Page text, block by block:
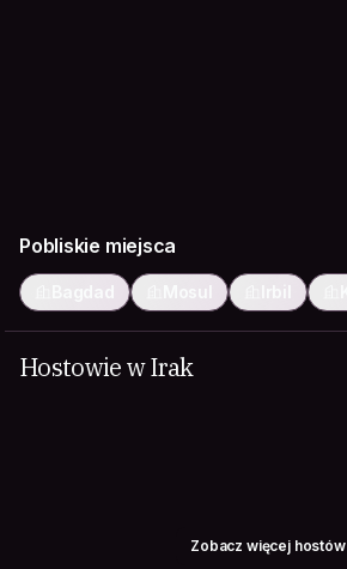
Pobliskie miejsca
Bagdad Mosul
Hostowie w Irak
Zobacz więcej hostów